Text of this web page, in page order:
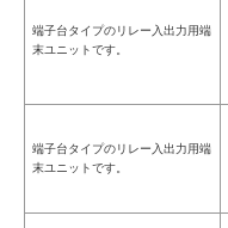
端子台タイプのリレー入出力用端
末ユニットです。
端子台タイプのリレー入出力用端
末ユニットです。